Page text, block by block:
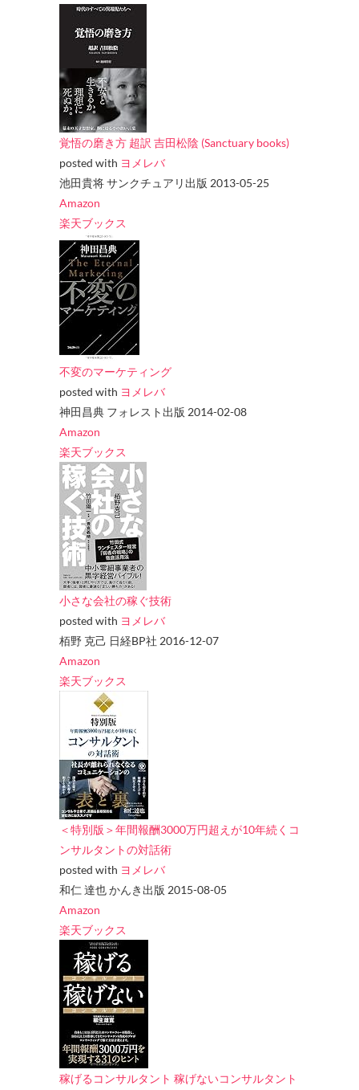
覚悟の磨き方 超訳 吉田松陰 (Sanctuary books)
posted with ヨメレバ
池田貴将 サンクチュアリ出版 2013-05-25
Amazon
楽天ブックス
不変のマーケティング
posted with ヨメレバ
神田昌典 フォレスト出版 2014-02-08
Amazon
楽天ブックス
小さな会社の稼ぐ技術
posted with ヨメレバ
栢野 克己 日経BP社 2016-12-07
Amazon
楽天ブックス
＜特別版＞年間報酬3000万円超えが10年続くコ
ンサルタントの対話術
posted with ヨメレバ
和仁 達也 かんき出版 2015-08-05
Amazon
楽天ブックス
稼げるコンサルタント 稼げないコンサルタント